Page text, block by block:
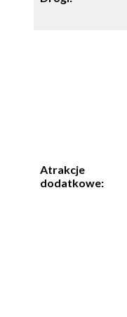
Atrakcje
dodatkowe: